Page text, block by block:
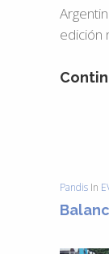
edición
Pandis In